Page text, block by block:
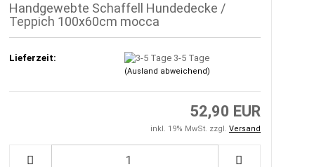
Handgewebte Schaffell Hundedecke /
Teppich 100x60cm mocca
Lieferzeit: 3-5 Tage
(Ausland abweichend)
52,90 EUR
inkl. 19% MwSt. zzgl. Versand